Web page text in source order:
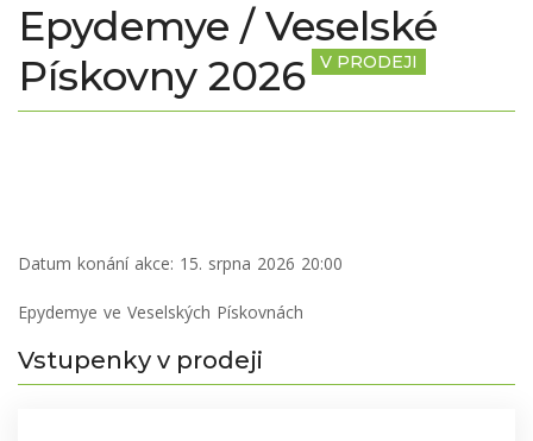
Epydemye / Veselské
Pískovny 2026
V PRODEJI
Datum konání akce: 15. srpna 2026 20:00
Epydemye ve Veselských Pískovnách
Vstupenky v prodeji